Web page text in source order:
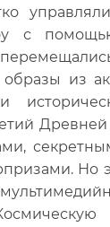
с
из
Древней
Но